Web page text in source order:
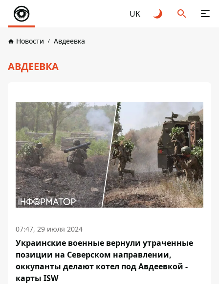
UK
Новости Авдеевка
АВДЕЕВКА
07:47, 29 июля 2024
Украинские военные вернули утраченные
позиции на Северском направлении,
оккупанты делают котел под Авдеевкой -
карты ISW